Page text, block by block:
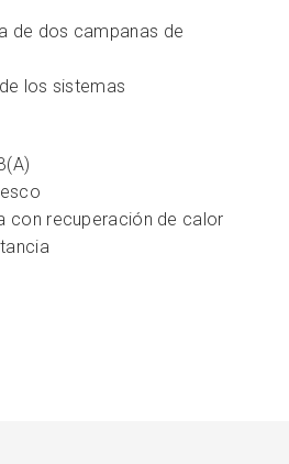
de dos campanas de
los sistemas
con recuperación de calor